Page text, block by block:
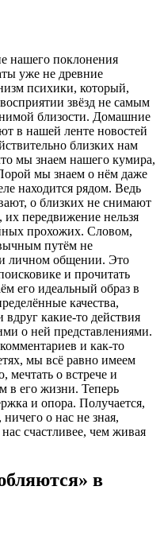
нашего поклонения
уже не древние
психики, который,
звёзд не самым
близости. Домашние
в нашей ленте новостей
близких нам
мы знаем нашего кумира,
мы знаем о нём даже
находится рядом. Ведь
о близких не снимают
их передвижение нельзя
прохожих. Словом,
путём не
личном общении. Это
и прочитать
его идеальный образ в
качества,
какие-то действия
о ней представлениями.
и как-то
мы всё равно имеем
мечтать о встрече и
в его жизни. Теперь
и опора. Получается,
о нас не зная,
счастливее, чем живая
в